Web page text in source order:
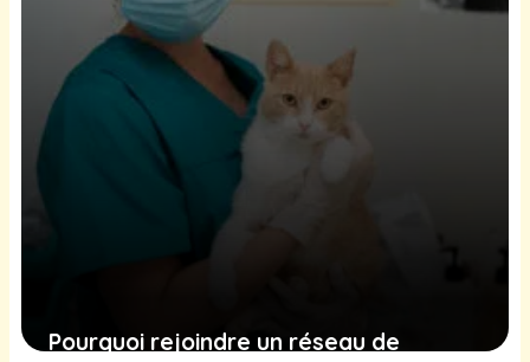
Pourquoi rejoindre un réseau de